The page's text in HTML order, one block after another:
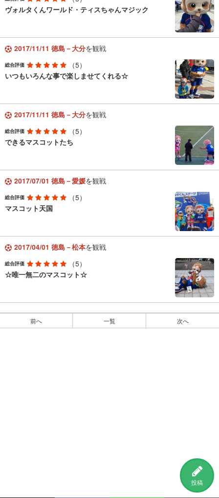
投稿
ヴォルタくんワールド・ティスちゃんマジック
2017/11/11 徳島－大分を観戦
総合評価
（5）
いつもいろんな事で楽しませてくれる☆
2017/11/11 徳島－大分を観戦
総合評価
（5）
できるマスコットたち
2017/07/01 徳島－愛媛を観戦
総合評価
（5）
マスコット天国
2017/04/01 徳島－松本を観戦
総合評価
（5）
☆唯一無二のマスコット☆
前へ 一覧 次へ